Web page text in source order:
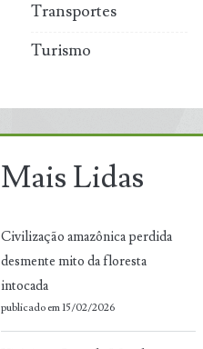
Transportes
Turismo
Mais Lidas
Civilização amazônica perdida
desmente mito da floresta
intocada
publicado em 15/02/2026